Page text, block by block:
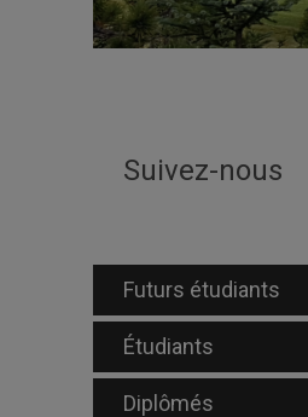
Suivez-nous
Futurs étudiants
Étudiants
Diplômés